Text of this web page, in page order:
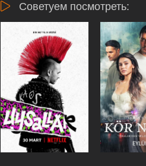
Советуем посмотреть: